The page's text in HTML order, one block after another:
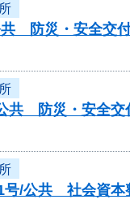
共 防災・安全交
共 防災・安全
1号/公共 社会資